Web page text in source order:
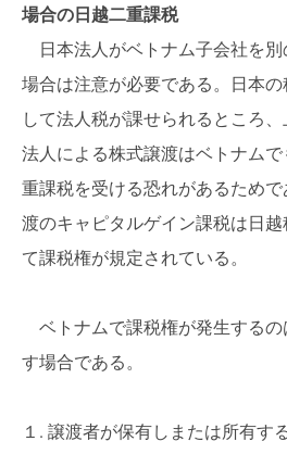
場合の日越二重課税
日本法人がベトナム子会社を
場合は注意が必要である。日本
して法人税が課せられるところ
法人による株式譲渡はベトナム
重課税を受ける恐れがあるため
渡のキャピタルゲイン課税は日
て課税権が規定されている。
ベトナムで課税権が発生する
す場合である。
１. 譲渡者が保有しまたは所有す